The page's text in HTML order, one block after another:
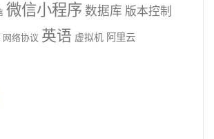
微信小程序 数据库 版本控制
网络协议 英语 虚拟机 阿里云